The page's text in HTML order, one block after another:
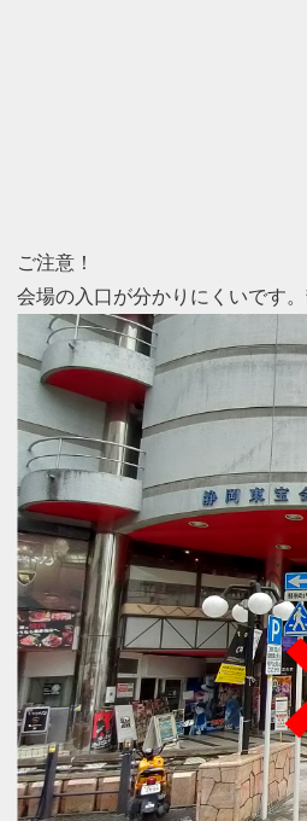
ご注意！
会場の入口が分かりにくいです